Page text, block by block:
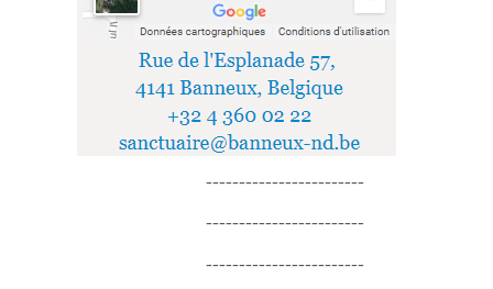
------------------------
------------------------
------------------------